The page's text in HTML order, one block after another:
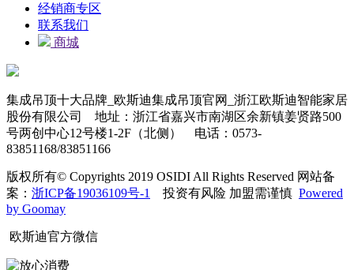
经销商专区
联系我们
商城
集成吊顶十大品牌_欧斯迪集成吊顶官网_浙江欧斯迪智能家居
股份有限公司 地址：浙江省嘉兴市南湖区余新镇姜贤路500
号两创中心12号楼1-2F（北侧） 电话：0573-
83851168/83851166
版权所有© Copyrights 2019 OSIDI All Rights Reserved 网站备
案： 浙ICP备19036109号-1 投资有风险 加盟需谨慎 Powered
by Goomay
欧斯迪官方微信